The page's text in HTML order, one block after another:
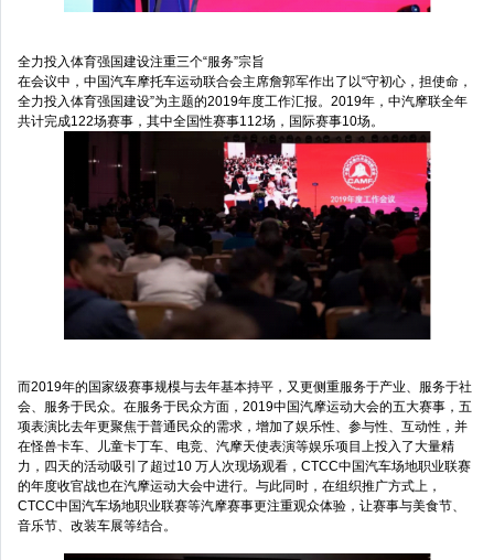
全力投入体育强国建设注重三个“服务”宗旨
在会议中，中国汽车摩托车运动联合会主席詹郭军作出了以“守初心，担使命，
全力投入体育强国建设”为主题的2019年度工作汇报。2019年，中汽摩联全年
共计完成122场赛事，其中全国性赛事112场，国际赛事10场。
而2019年的国家级赛事规模与去年基本持平，又更侧重服务于产业、服务于社
会、服务于民众。在服务于民众方面，2019中国汽摩运动大会的五大赛事，五
项表演比去年更聚焦于普通民众的需求，增加了娱乐性、参与性、互动性，并
在怪兽卡车、儿童卡丁车、电竞、汽摩天使表演等娱乐项目上投入了大量精
力，四天的活动吸引了超过10 万人次现场观看，CTCC中国汽车场地职业联赛
的年度收官战也在汽摩运动大会中进行。与此同时，在组织推广方式上，
CTCC中国汽车场地职业联赛等汽摩赛事更注重观众体验，让赛事与美食节、
音乐节、改装车展等结合。